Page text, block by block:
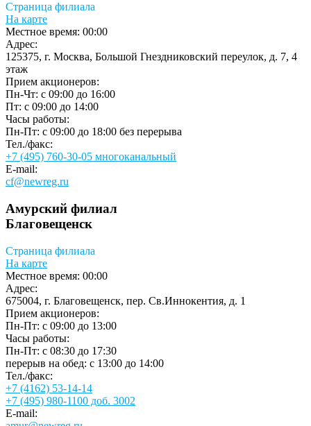
Страница филиала
На карте
Местное время: 00:00
Адрес:
125375, г. Москва, Большой Гнездниковский переулок, д. 7, 4
этаж
Прием акционеров:
Пн-Чт: c 09:00 до 16:00
Пт: c 09:00 до 14:00
Часы работы:
Пн-Пт: c 09:00 до 18:00 без перерыва
Тел./факс:
+7 (495) 760-30-05 многоканальный
E-mail:
cf@newreg.ru
Амурский филиал
Благовещенск
Страница филиала
На карте
Местное время: 00:00
Адрес:
675004, г. Благовещенск, пер. Св.Иннокентия, д. 1
Прием акционеров:
Пн-Пт: c 09:00 до 13:00
Часы работы:
Пн-Пт: c 08:30 до 17:30
перерыв на обед: с 13:00 до 14:00
Тел./факс:
+7 (4162) 53-14-14
+7 (495) 980-1100 доб. 3002
E-mail: